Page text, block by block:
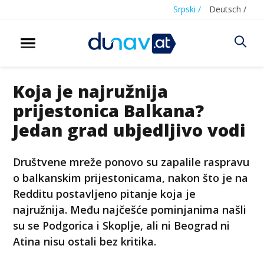
Srpski / Deutsch /
Koja je najružnija
prijestonica Balkana?
Jedan grad ubjedljivo vodi
Društvene mreže ponovo su zapalile raspravu
o balkanskim prijestonicama, nakon što je na
Redditu postavljeno pitanje koja je
najružnija. Među najčešće pominjanima našli
su se Podgorica i Skoplje, ali ni Beograd ni
Atina nisu ostali bez kritika.